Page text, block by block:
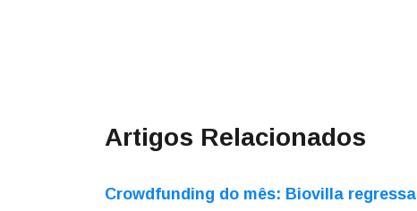
Artigos Relacionados
Crowdfunding do mês: Biovilla regressa